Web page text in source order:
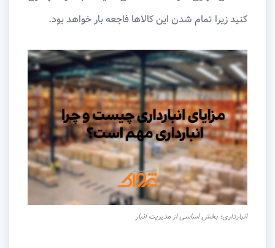
کنید زیرا تمام شدن این کالاها فاجعه بار خواهد بود.
انبارداری؛ بخش اساسی از مدیریت انبار